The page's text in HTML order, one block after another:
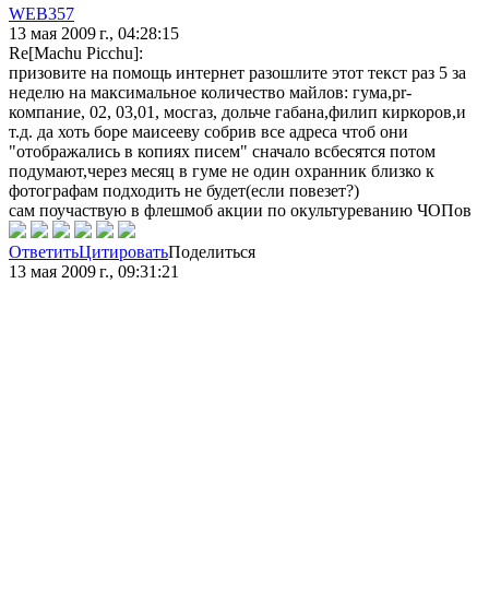
WEB357
13 мая 2009 г., 04:28:15
Re[Machu Picchu]:
призовите на помощь интернет разошлите этот текст раз 5 за
неделю на максимальное количество майлов: гума,pr-
компание, 02, 03,01, мосгаз, дольче габана,филип киркоров,и
т.д. да хоть боре маисееву собрив все адреса чтоб они
"отображались в копиях писем" сначало всбесятся потом
подумают,через месяц в гуме не один охранник близко к
фотографам подходить не будет(если повезет?)
сам поучаствую в флешмоб акции по окультуреванию ЧОПов
ОтветитьЦитироватьПоделиться
13 мая 2009 г., 09:31:21